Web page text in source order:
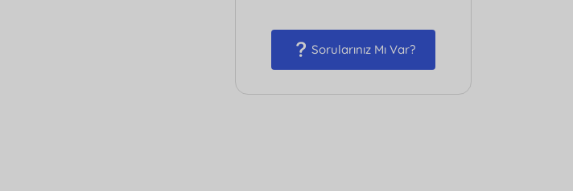
Sorularınız Mı Var?